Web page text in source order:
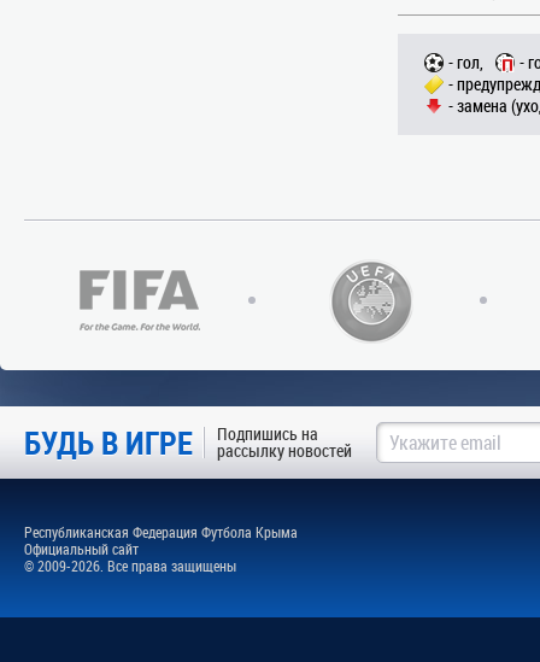
- гол,
-
-
- замена
БУДЬ В ИГРЕ Подпишись на
рассылку новостей
Республиканская Федерация Футбола Крыма
Официальный сайт
© 2009-2026. Все права защищены